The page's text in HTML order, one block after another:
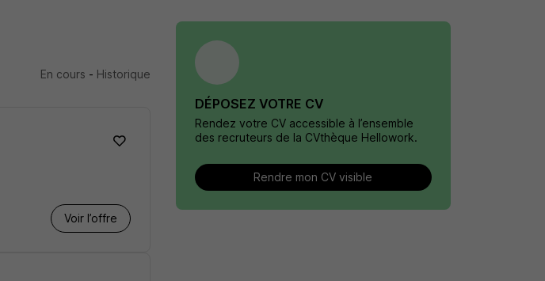
En cours - Historique
Voir l’offre
DÉPOSEZ VOTRE CV
Rendez votre CV accessible à l’ensemble
des recruteurs de la CVthèque Hellowork.
Rendre mon CV visible